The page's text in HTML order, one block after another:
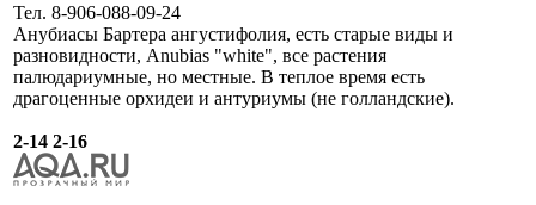
Тел. 8-906-088-09-24
Анубиасы Бартера ангустифолия, есть старые виды и
разновидности, Anubias "white", все растения
палюдариумные, но местные. В теплое время есть
драгоценные орхидеи и антуриумы (не голландские).
2-14 2-16